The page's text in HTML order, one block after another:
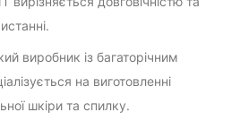
виробник із багаторічним
на виготовленні
шкіри та спилку.